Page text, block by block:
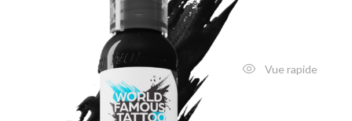
Vue rapide